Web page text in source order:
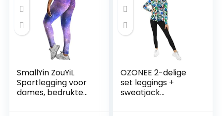
SmallYin ZouYiL
Sportlegging voor
dames, bedrukte
OZONEE 2-delige
set leggings +
sweatjack